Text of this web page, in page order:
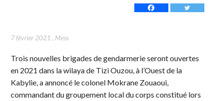
7 février 2021 , Mess
Trois nouvelles brigades de gendarmerie seront ouvertes
en 2021 dans la wilaya de Tizi Ouzou, à l’Ouest de la
Kabylie, a annoncé le colonel Mokrane Zouaoui,
commandant du groupement local du corps constitué lors